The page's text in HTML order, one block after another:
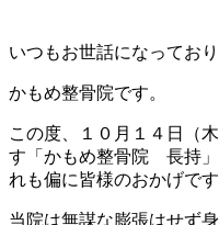
いつもお世話になっており
かもめ整骨院です。
この度、１０月１４日（
す「かもめ整骨院 長持」
れも偏に皆様のおかげです
当院は無謀な膨張はせず